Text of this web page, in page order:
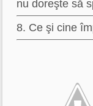
nu doreşte să
8. Ce şi cine